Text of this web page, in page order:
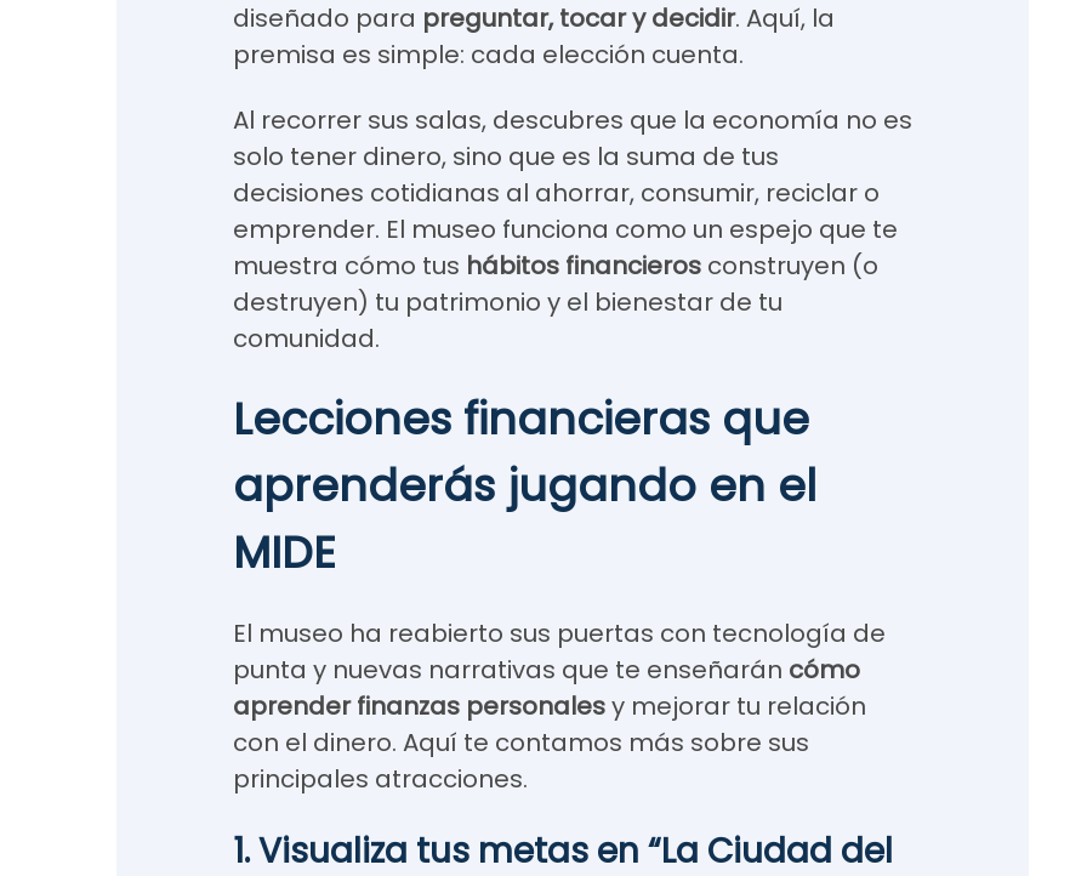
diseñado para preguntar, tocar y decidir. Aquí, la
premisa es simple: cada elección cuenta.
Al recorrer sus salas, descubres que la economía no es
solo tener dinero, sino que es la suma de tus
decisiones cotidianas al ahorrar, consumir, reciclar o
emprender. El museo funciona como un espejo que te
muestra cómo tus hábitos financieros construyen (o
destruyen) tu patrimonio y el bienestar de tu
comunidad.
Lecciones financieras que
aprenderás jugando en el
MIDE
El museo ha reabierto sus puertas con tecnología de
punta y nuevas narrativas que te enseñarán cómo
aprender finanzas personalesy mejorar tu relación
con el dinero. Aquí te contamos más sobre sus
principales atracciones.
1. Visualiza tus metas en “La Ciudad del